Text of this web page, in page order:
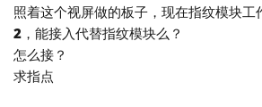
照着这个视屏做的板子，现在指纹模块工
2，能接入代替指纹模块么？
怎么接？
求指点